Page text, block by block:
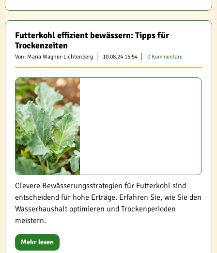
Futterkohl effizient bewässern: Tipps für
Trockenzeiten
Von: Maria Wagner-Lichtenberg 10.08.24 15:54 0 Kommentare
Clevere Bewässerungsstrategien für Futterkohl sind
entscheidend für hohe Erträge. Erfahren Sie, wie Sie den
Wasserhaushalt optimieren und Trockenperioden
meistern.
Mehr lesen